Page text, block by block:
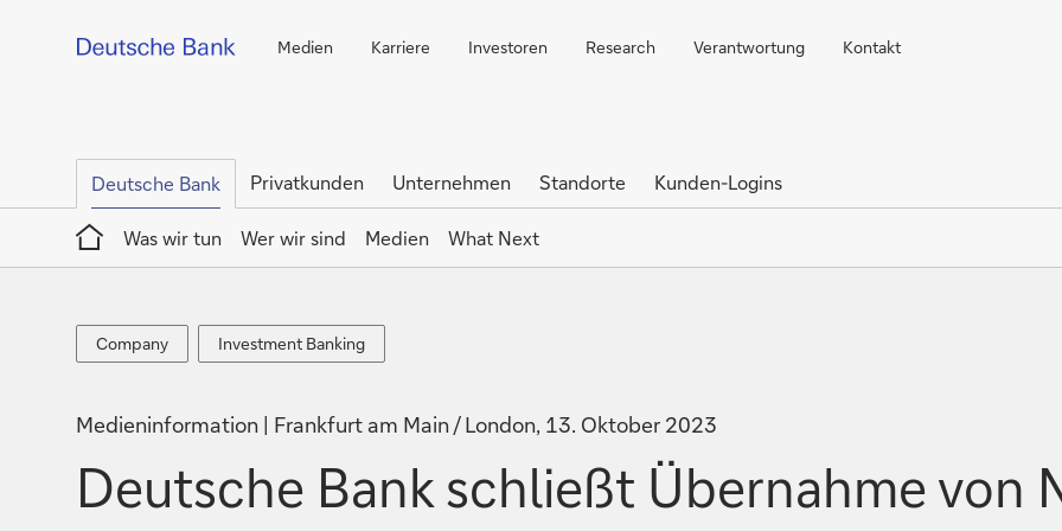
Medien Karriere Investoren Research Verantwortung Kontakt
Deutsche Bank Privatkunden Unternehmen Standorte
Kunden-Logins
Home
Was wir tun
Wer wir sind Medien What Next
Company
Company
Investment
Banking
Investment Banking
Medieninformation Frankfurt am Main / London, 13. Oktober 2023
Deutsche Bank schließt Übernahme von